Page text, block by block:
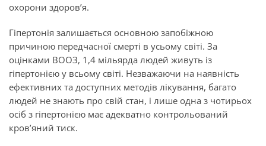
охорони здоров’я.
Гіпертонія залишається основною запобіжною
причиною передчасної смерті в усьому світі. За
оцінками ВООЗ, 1,4 мільярда людей живуть із
гіпертонією у всьому світі. Незважаючи на наявність
ефективних та доступних методів лікування, багато
людей не знають про свій стан, і лише одна з чотирьох
осіб з гіпертонією має адекватно контрольований
кров’яний тиск.